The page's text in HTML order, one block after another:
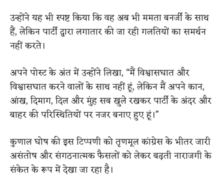
उन्होंने यह भी स्पष्ट किया कि वह अब भी ममता बनर्जी के साथ
हैं, लेकिन पार्टी द्वारा लगातार की जा रही गलतियों का समर्थन
नहीं करते।
अपने पोस्ट के अंत में उन्होंने लिखा, “मैं विश्वासघात और
विश्वासघात करने वालों के साथ नहीं हूं, लेकिन मैं अपने कान,
आंख, दिमाग, दिल और मुंह सब खुले रखकर पार्टी के अंदर और
बाहर की परिस्थितियों पर नजर बनाए हुए हूं।”
कुणाल घोष की इस टिप्पणी को तृणमूल कांग्रेस के भीतर जारी
असंतोष और संगठनात्मक फैसलों को लेकर बढ़ती नाराजगी के
संकेत के रूप में देखा जा रहा है।